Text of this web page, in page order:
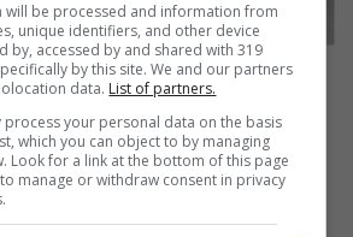
icuori di panna cotta alla
will be processed and information from
unique identifiers, and other device
by, accessed by and shared with 319
by this site. We and our partners
data. List of partners.
process your personal data on the basis
which you can object to by managing
Look for a link at the bottom of this page
manage or withdraw consent in privacy